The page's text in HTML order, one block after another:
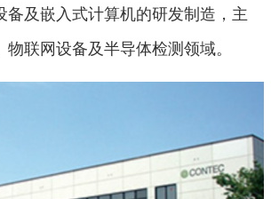
备及嵌入式计算机的研发制造，主
联网设备及半导体检测领域。